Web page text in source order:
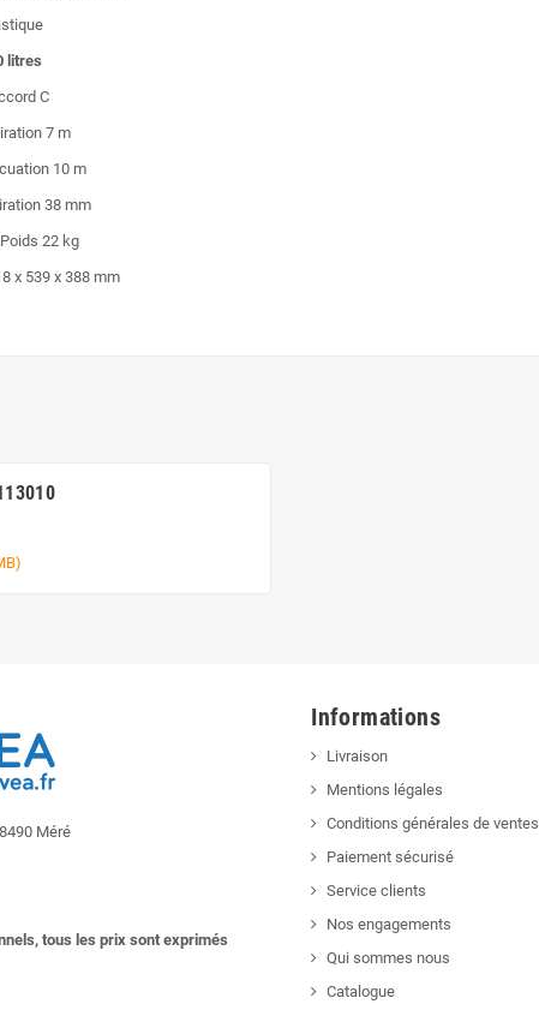
litres
C
7 m
10 m
38 mm
22 kg
x 539 x 388 mm
Méré
tous les prix sont exprimés
Informations
Livraison
Mentions légales
Conditions générales de ventes
Paiement sécurisé
Service clients
Nos engagements
Qui sommes nous
Catalogue